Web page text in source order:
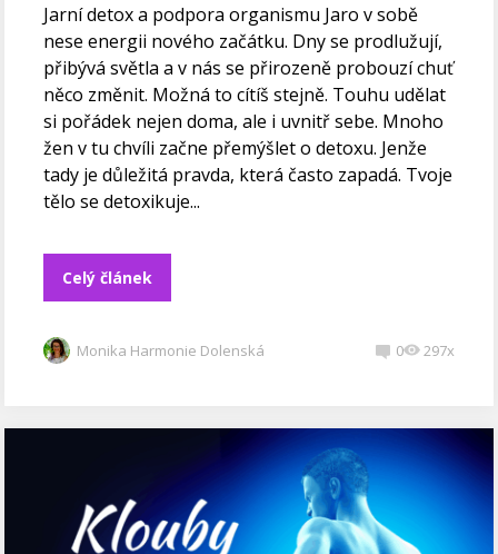
Jarní detox a podpora organismu Jaro v sobě
nese energii nového začátku. Dny se prodlužují,
přibývá světla a v nás se přirozeně probouzí chuť
něco změnit. Možná to cítíš stejně. Touhu udělat
si pořádek nejen doma, ale i uvnitř sebe. Mnoho
žen v tu chvíli začne přemýšlet o detoxu. Jenže
tady je důležitá pravda, která často zapadá. Tvoje
tělo se detoxikuje...
Celý článek
Monika Harmonie Dolenská 0 297x